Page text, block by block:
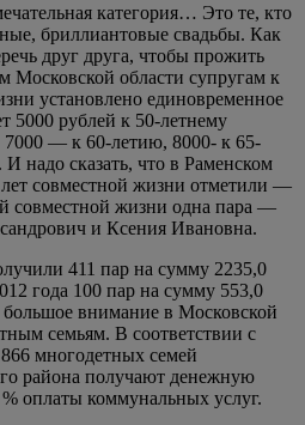
категория… Это те, кто
бриллиантовые свадьбы. Как
друг друга, чтобы прожить
Московской области супругам к
установлено единовременное
5000 рублей к 50-летнему
— к 60-летию, 8000- к 65-
надо сказать, что в Раменском
совместной жизни отметили —
совместной жизни одна пара —
и Ксения Ивановна.
411 пар на сумму 2235,0
года 100 пар на сумму 553,0
большое внимание в Московской
семьям. В соответствии с
многодетных семей
района получают денежную
оплаты коммунальных услуг.